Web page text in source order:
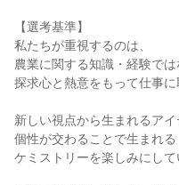
【選考基準】
私たちが重視するのは、
農業に関する知識・経験で
探求心と熱意をもって仕事
新しい視点から生まれるアイ
個性が交わることで生まれる
ケミストリーを楽しみにして